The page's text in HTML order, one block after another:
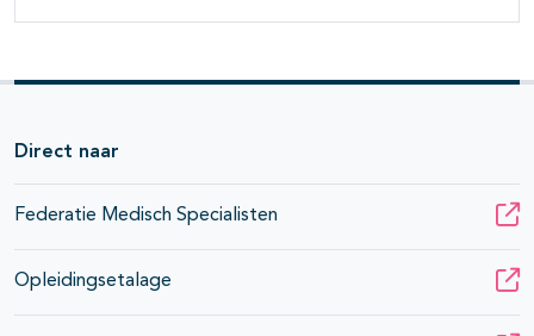
Direct naar
Federatie Medisch Specialisten
Opleidingsetalage